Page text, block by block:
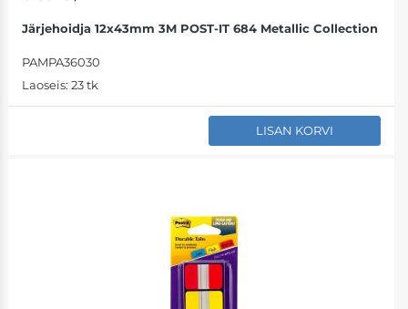
Järjehoidja 12x43mm 3M POST-IT 684 Metallic Collection
PAMPA36030
Laoseis: 23 tk
LISAN KORVI